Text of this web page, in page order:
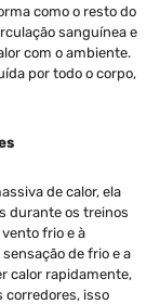
como o resto do
sanguínea e
com o ambiente.
por todo o corpo,
de calor, ela
durante os treinos
frio e à
de frio e a
calor rapidamente,
corredores, isso